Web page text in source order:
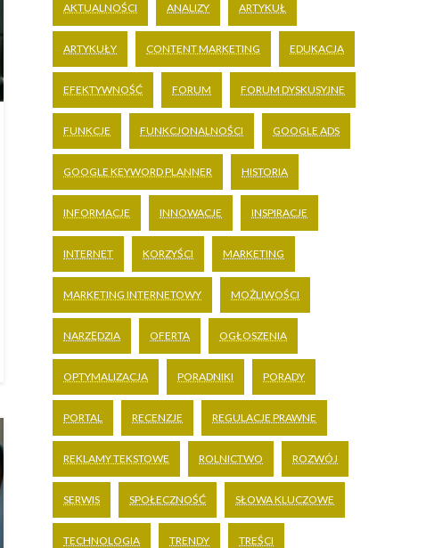
AKTUALNOŚCI ANALIZY ARTYKUŁ
ARTYKUŁY CONTENT MARKETING EDUKACJA
EFEKTYWNOŚĆ FORUM FORUM DYSKUSYJNE
FUNKCJE FUNKCJONALNOŚCI GOOGLE ADS
GOOGLE KEYWORD PLANNER HISTORIA
INFORMACJE INNOWACJE INSPIRACJE
INTERNET KORZYŚCI MARKETING
MARKETING INTERNETOWY MOŻLIWOŚCI
NARZĘDZIA OFERTA OGŁOSZENIA
OPTYMALIZACJA PORADNIKI PORADY
PORTAL RECENZJE REGULACJE PRAWNE
REKLAMY TEKSTOWE ROLNICTWO ROZWÓJ
SERWIS SPOŁECZNOŚĆ SŁOWA KLUCZOWE
TECHNOLOGIA TRENDY TREŚCI